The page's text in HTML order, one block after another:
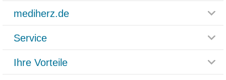
mediherz.de
Glossar
Häufig gestellte Fragen
Service
Rücksendemöglichkeit
Ihre Vorteile